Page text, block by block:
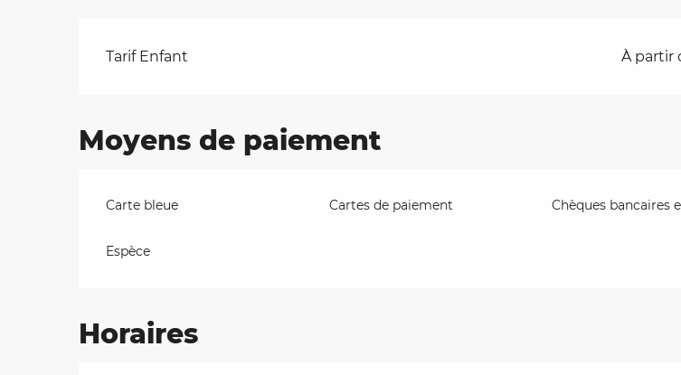
Tarifs 2026
Tarif Enfant À partir
Moyens de paiement
Carte bleue Cartes de paiement Chèques bancaires
Espèce
Horaires